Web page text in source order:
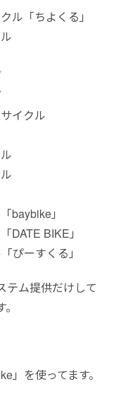
ル「ちよくる」
イクル
baybike」
DATE BIKE」
ぴーすくる」
テム提供だけして
」を使ってます。